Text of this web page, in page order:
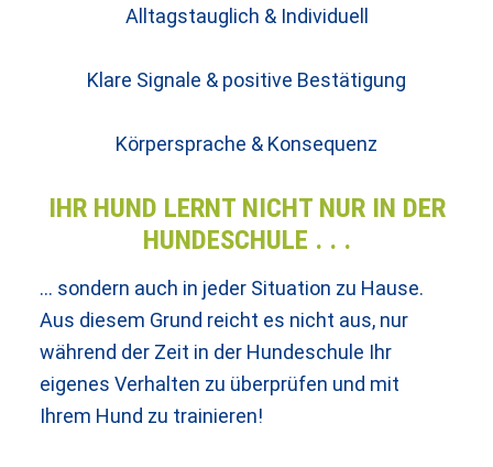
Alltagstauglich & Individuell
Klare Signale & positive Bestätigung
Körpersprache & Konsequenz
IHR HUND LERNT NICHT NUR IN DER
HUNDESCHULE . . .
… sondern auch in jeder Situation zu Hause.
Aus diesem Grund reicht es nicht aus, nur
während der Zeit in der Hundeschule Ihr
eigenes Verhalten zu überprüfen und mit
Ihrem Hund zu trainieren!